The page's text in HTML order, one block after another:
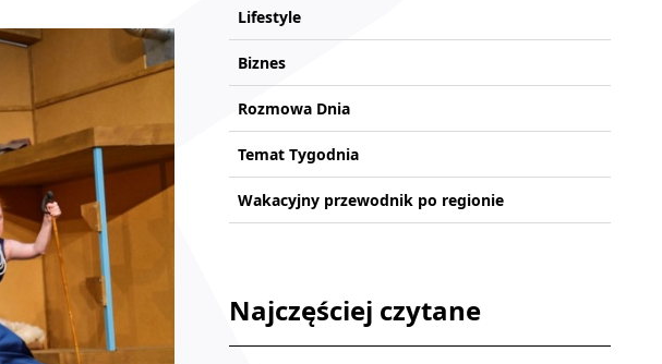
Lifestyle
Biznes
Rozmowa Dnia
Temat Tygodnia
Wakacyjny przewodnik po regionie
Najczęściej czytane